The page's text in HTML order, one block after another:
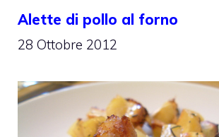
Alette di pollo al forno
28 Ottobre 2012